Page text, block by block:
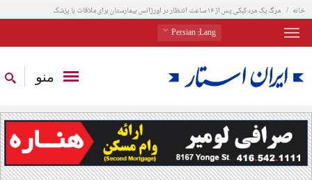
خانه مرگ یک مرد کبکی پس از ۱۶ ساعت انتظار در اورژانس بیمارستان برای ملاقات با پزشک
Lang
: Persian
منو